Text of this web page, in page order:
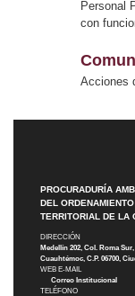
Personal
con
Acciones
PROCURADURÍA
DEL ORDENAMIENTO
TERRITORIAL DE LA
DIRECCIÓN
Medellín 202, Col. Roma
Cuauhtémoc, C.P. 06700,
WEB E-MAIL
Correo Institucional
TELÉFONO